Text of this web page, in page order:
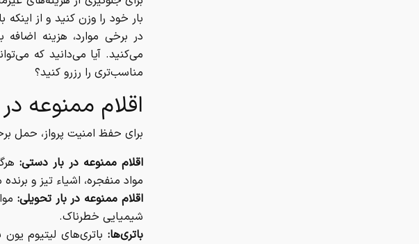
بار خود را وزن کنید و از
در برخی موارد، هزینه
می‌کنید. آیا می‌دانید که
مناسب‌تری را رزرو کنید؟
اقلام ممنوعه
برای حفظ امنیت پرواز، حمل
اقلام ممنوعه در بار دستی:
مواد منفجره، اشیاء تیز و
اقلام ممنوعه در بار تحویلی:
شیمیایی خطرناک.
باتری‌ها: باتری‌های لیتیوم